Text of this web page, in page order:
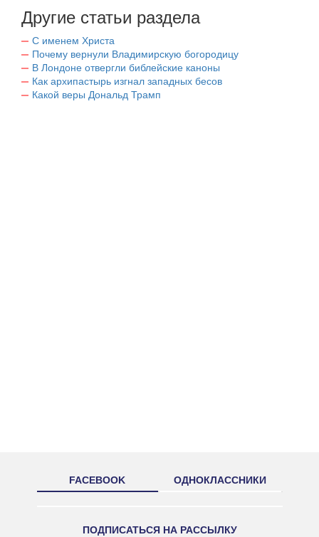
Другие статьи раздела
С именем Христа
Почему вернули Владимирскую богородицу
В Лондоне отвергли библейские каноны
Как архипастырь изгнал западных бесов
Какой веры Дональд Трамп
FACEBOOK ОДНОКЛАССНИКИ
ПОДПИСАТЬСЯ НА РАССЫЛКУ